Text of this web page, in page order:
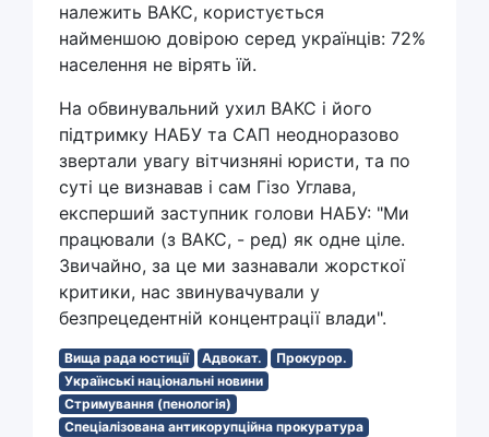
належить ВАКС, користується
найменшою довірою серед українців: 72%
населення не вірять їй.
На обвинувальний ухил ВАКС і його
підтримку НАБУ та САП неодноразово
звертали увагу вітчизняні юристи, та по
суті це визнавав і сам Гізо Углава,
експерший заступник голови НАБУ: "Ми
працювали (з ВАКС, - ред) як одне ціле.
Звичайно, за це ми зазнавали жорсткої
критики, нас звинувачували у
безпрецедентній концентрації влади".
Вища рада юстиції Адвокат.
Прокурор.
Українські національні новини
Стримування (пенологія)
Спеціалізована антикорупційна прокуратура